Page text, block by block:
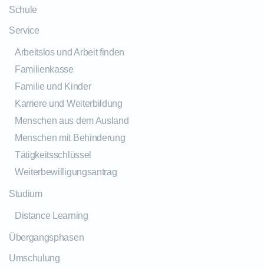
Schule
Service
Arbeitslos und Arbeit finden
Familienkasse
Familie und Kinder
Karriere und Weiterbildung
Menschen aus dem Ausland
Menschen mit Behinderung
Tätigkeitsschlüssel
Weiterbewilligungsantrag
Studium
Distance Learning
Übergangsphasen
Umschulung